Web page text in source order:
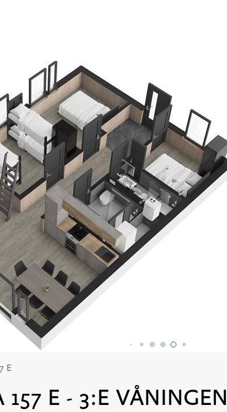
E
157 E - 3:E VÅNINGEN